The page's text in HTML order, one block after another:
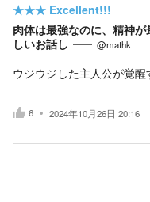
★★★ Excellent!!!
肉体は最強なのに、精神
しいお話し
@mathk
ウジウジした主人公が覚
6 2024年10月26日 20:16